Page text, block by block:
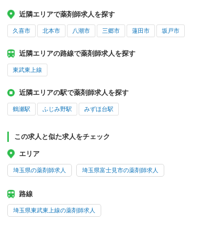
近隣エリアで薬剤師求人を探す
久喜市 北本市 八潮市 三郷市 蓮田市 坂戸市
近隣エリアの路線で薬剤師求人を探す
東武東上線
近隣エリアの駅で薬剤師求人を探す
鶴瀬駅 ふじみ野駅 みずほ台駅
この求人と似た求人をチェック
エリア
埼玉県の薬剤師求人 埼玉県富士見市の薬剤師求人
路線
埼玉県東武東上線の薬剤師求人